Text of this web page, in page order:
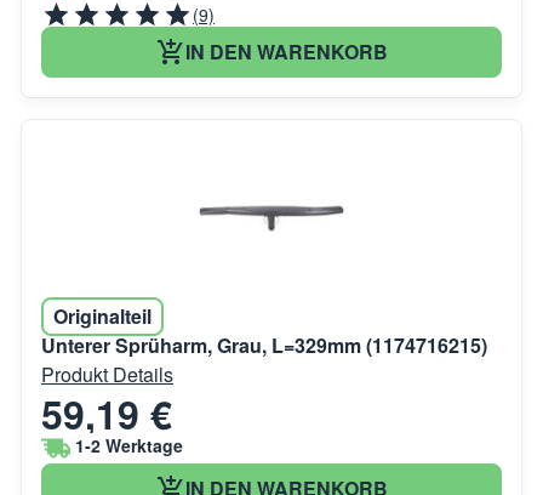
(9)
IN DEN WARENKORB
Originalteil
Unterer Sprüharm, Grau, L=329mm (1174716215)
Produkt Details
59,19 €
1-2 Werktage
IN DEN WARENKORB